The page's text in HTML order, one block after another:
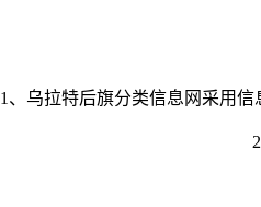
1、乌拉特后旗分类信息网采用